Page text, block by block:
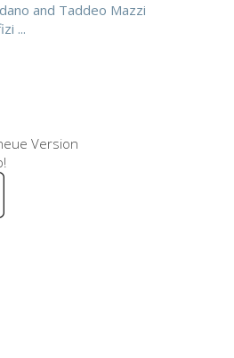
and Taddeo Mazzi
...
Version